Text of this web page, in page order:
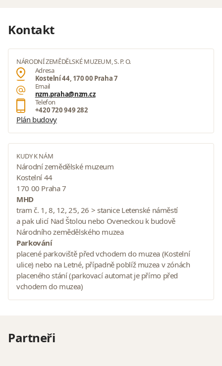
Kontakt
NÁRODNÍ ZEMĚDĚLSKÉ MUZEUM, S. P. O.
Adresa
Kostelní 44, 170 00 Praha 7
Email
nzm.praha@nzm.cz
Telefon
+420 720 949 282
Plán budovy
KUDY K NÁM
Národní zemědělské muzeum
Kostelní 44
170 00 Praha 7
MHD
tram č. 1, 8, 12, 25, 26 > stanice Letenské náměstí
a pak ulicí Nad Štolou nebo Oveneckou k budově
Národního zemědělského muzea
Parkování
placené parkoviště před vchodem do muzea (Kostelní
ulice) nebo na Letné, případně poblíž muzea v zónách
placeného stání (parkovací automat je přímo před
vchodem do muzea)
Partneři